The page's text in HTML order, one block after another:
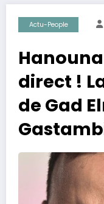
Actu-People
direct !
de Gad